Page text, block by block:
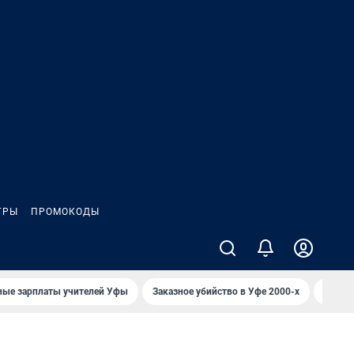
ПРОМОКОДЫ
зарплаты учителей Уфы Заказное убийство в Уфе 2000-х